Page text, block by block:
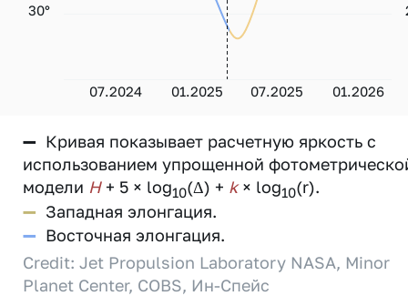
07.2024 01.2025 07.2025 01.2026
30°
— Кривая показывает расчетную яркость с
использованием упрощенной
модели H+ 5 × log10(Δ) + k× log10(r).
— Западная элонгация.
— Восточная элонгация.
Credit: Jet Propulsion Laboratory NASA, Minor
Planet Center, COBS, Ин-Спейс